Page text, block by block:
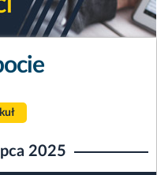
2025